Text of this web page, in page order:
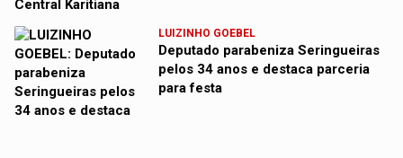
LUIZINHO GOEBEL
Deputado parabeniza Seringueiras
pelos 34 anos e destaca parceria
para festa